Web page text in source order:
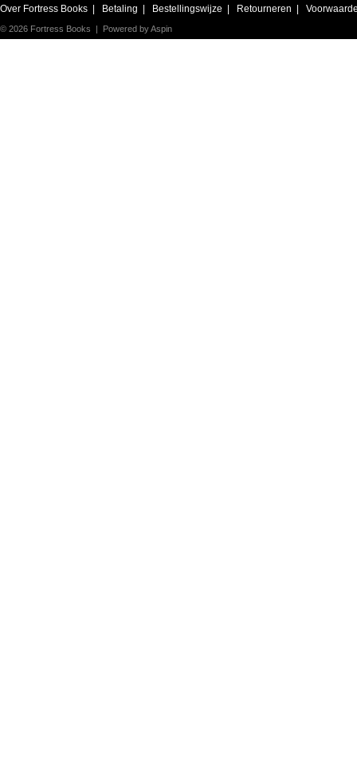
Over Fortress Books Betaling Bestellingswijze Retourneren
© 2026 Fortress Books | Powered byAspin